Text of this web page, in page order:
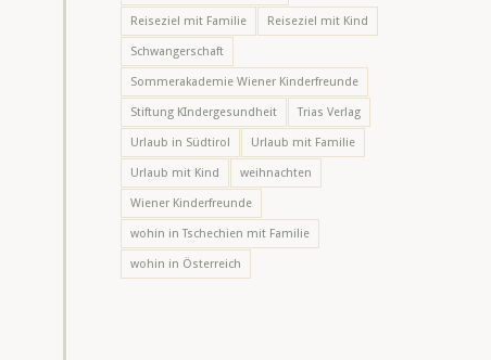
Reiseziel mit Familie Reiseziel mit Kind
Schwangerschaft
Sommerakademie Wiener Kinderfreunde
Stiftung KIndergesundheit Trias Verlag
Urlaub in Südtirol Urlaub mit Familie
Urlaub mit Kind weihnachten
Wiener Kinderfreunde
wohin in Tschechien mit Familie
wohin in Österreich